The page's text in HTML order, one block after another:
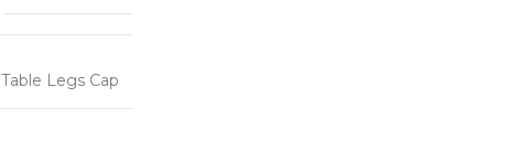
Table Legs Cap